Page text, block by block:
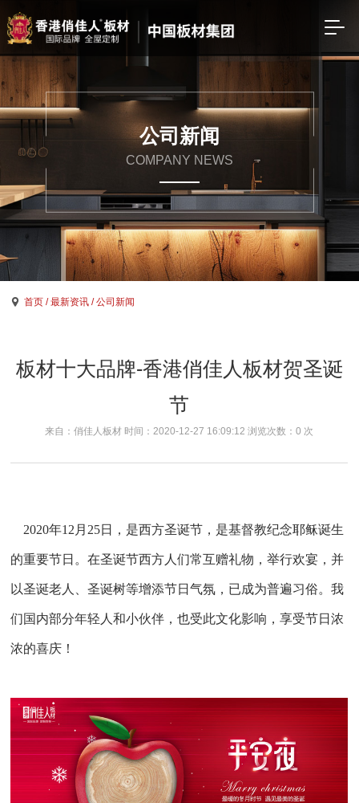
公司新闻
COMPANY NEWS
首页 / 最新资讯 / 公司新闻
板材十大品牌-香港俏佳人板材贺圣诞
节
来自：俏佳人板材 时间：2020-12-27 16:09:12 浏览次数：0 次
2020年12月25日，是西方圣诞节，是基督教纪念耶稣诞生
的重要节日。在圣诞节西方人们常互赠礼物，举行欢宴，并
以圣诞老人、圣诞树等增添节日气氛，已成为普遍习俗。我
们国内部分年轻人和小伙伴，也受此文化影响，享受节日浓
浓的喜庆！